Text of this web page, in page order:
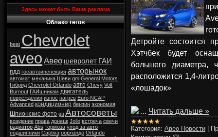
Здесь может быть Ваша реклама
Облако тегов
beat Chevrolet
aveo Авео шевролет ГАИ
пдд госавтоинспекция авторынок
автомат механика Шеви gm General Motors
Гибрид Chevrolet Orlando авто Chevy Volt
Burnout ГАИшникам двигатель
повреждения износ нагрев Euro NCAP
Advanced кондиционер бензин экономия
Шпионские фото gti Автосоветы
вождение права донецк Jolio встреча свечи
радиатор Abs тормоза уход за авто
подшипники Captiva оорландо Orlando
Детройте состоится
Хэтчбек будет
большего диаметра,
расположится 1,4-
«лошадок»
... Читать дальше »
Категория: Авео Новости